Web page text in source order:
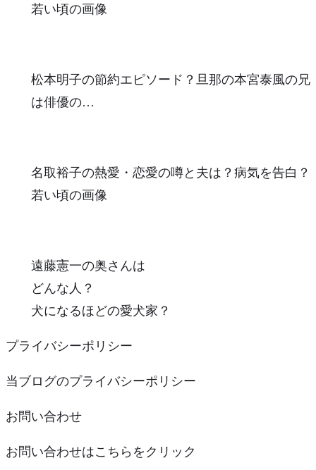
若い頃の画像
松本明子の節約エピソード？旦那の本宮泰風の兄
は俳優の…
名取裕子の熱愛・恋愛の噂と夫は？病気を告白？
若い頃の画像
遠藤憲一の奥さんは
どんな人？
犬になるほどの愛犬家？
プライバシーポリシー
当ブログのプライバシーポリシー
お問い合わせ
お問い合わせはこちらをクリック